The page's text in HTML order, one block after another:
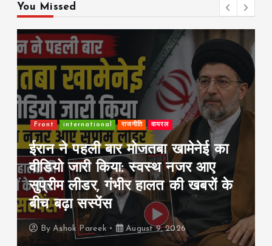
You Missed
Front इंडिया राजनीति
2027 के चुनावों में Gen-Z बनेगा
गेमचेंजर? 7 राज्यों में 22% युवा वोटर,
5% वोट का बदलाव बदल सकता है
सियासी गणित
ByAshok Pareek August 9, 2026